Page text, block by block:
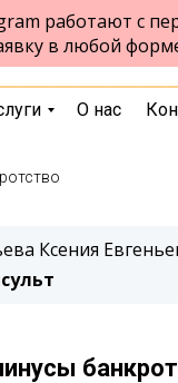
работают с
в любой
О нас
Екатеринбург
выбрать город
Ксения